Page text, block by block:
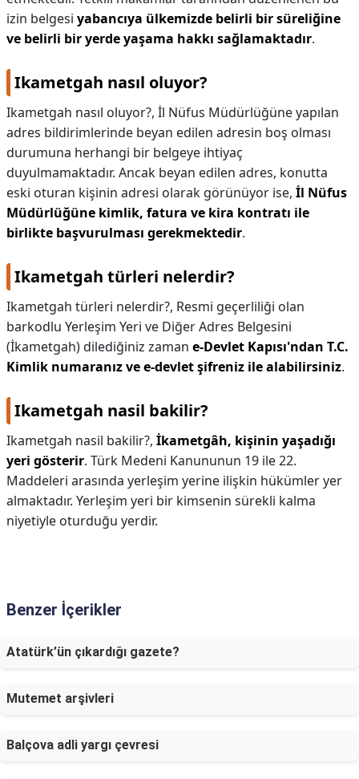
izin belgesi yabancıya ülkemizde belirli bir süreliğine
ve belirli bir yerde yaşama hakkı sağlamaktadır.
Ikametgah nasıl oluyor?
Ikametgah nasıl oluyor?, İl Nüfus Müdürlüğüne yapılan
adres bildirimlerinde beyan edilen adresin boş olması
durumuna herhangi bir belgeye ihtiyaç
duyulmamaktadır. Ancak beyan edilen adres, konutta
eski oturan kişinin adresi olarak görünüyor ise, İl Nüfus
Müdürlüğüne kimlik, fatura ve kira kontratı ile
birlikte başvurulması gerekmektedir.
Ikametgah türleri nelerdir?
Ikametgah türleri nelerdir?, Resmi geçerliliği olan
barkodlu Yerleşim Yeri ve Diğer Adres Belgesini
(İkametgah) dilediğiniz zaman e-Devlet Kapısı'ndan T.C.
Kimlik numaranız ve e-devlet şifreniz ile alabilirsiniz.
Ikametgah nasil bakilir?
Ikametgah nasil bakilir?, İkametgâh, kişinin yaşadığı
yeri gösterir. Türk Medeni Kanununun 19 ile 22.
Maddeleri arasında yerleşim yerine ilişkin hükümler yer
almaktadır. Yerleşim yeri bir kimsenin sürekli kalma
niyetiyle oturduğu yerdir.
Benzer İçerikler
Atatürk’ün çıkardığı gazete?
Mutemet arşivleri
Balçova adli yargı çevresi